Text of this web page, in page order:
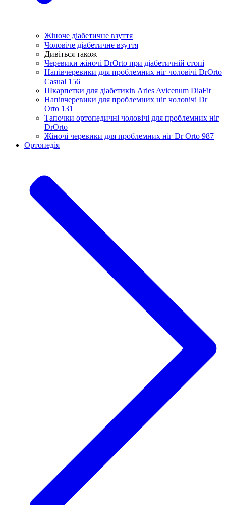
Жіноче діабетичне взуття
Чоловіче діабетичне взуття
Дивіться також
Черевики жіночі DrOrto при діабетичній стопі
Напівчеревики для проблемних ніг чоловічі DrOrto
Casual 156
Шкарпетки для діабетиків Aries Avicenum DiaFit
Напівчеревики для проблемних ніг чоловічі Dr
Orto 131
Тапочки ортопедичні чоловічі для проблемних ніг
DrOrtо
Жіночі черевики для проблемних ніг Dr Orto 987
Ортопедія